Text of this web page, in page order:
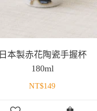
日本製赤花陶瓷手握杯
180ml
NT$149